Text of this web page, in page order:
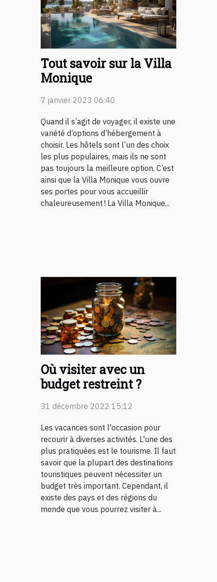
Tout savoir sur la Villa
Monique
7 janvier 2023 06:40
Quand il s’agit de voyager, il existe une
variété d’options d’hébergement à
choisir. Les hôtels sont l’un des choix
les plus populaires, mais ils ne sont
pas toujours la meilleure option. C’est
ainsi que la Villa Monique vous ouvre
ses portes pour vous accueillir
chaleureusement ! La Villa Monique...
Où visiter avec un
budget restreint ?
31 décembre 2022 15:12
Les vacances sont l'occasion pour
recourir à diverses activités. L'une des
plus pratiquées est le tourisme. Il faut
savoir que la plupart des destinations
touristiques peuvent nécessiter un
budget très important. Cependant, il
existe des pays et des régions du
monde que vous pourrez visiter à...